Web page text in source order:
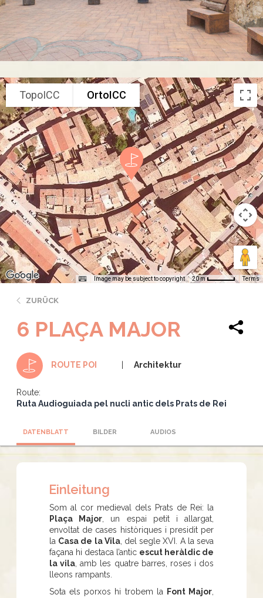
TopoICC OrtoICC
Image may be subject to copyright 20 m Terms
ZURÜCK
6 PLAÇA MAJOR
ROUTE POI Architektur
Route:
Ruta Audioguiada pel nucli antic dels Prats de Rei
DATENBLATT BILDER AUDIOS
Einleitung
Som al cor medieval dels Prats de Rei: la
Plaça Major , un espai petit i allargat,
envoltat de cases històriques i presidit per
la Casa de la Vila, del segle XVI. A la seva
façana hi destaca l’antic escut heràldic de
la vila , amb les quatre barres, roses i dos
lleons rampants.
Sota els porxos hi trobem la
Font Major